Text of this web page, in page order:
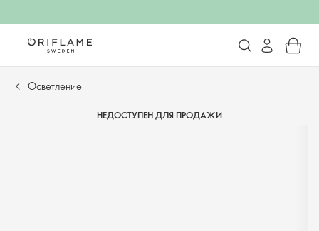
Осветление
НЕДОСТУПЕН ДЛЯ ПРОДАЖИ